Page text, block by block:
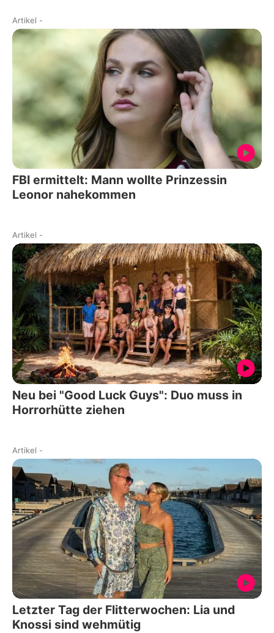
Artikel -
FBI ermittelt: Mann wollte Prinzessin
Leonor nahekommen
Artikel -
Neu bei "Good Luck Guys": Duo muss in
Horrorhütte ziehen
Artikel -
Letzter Tag der Flitterwochen: Lia und
Knossi sind wehmütig